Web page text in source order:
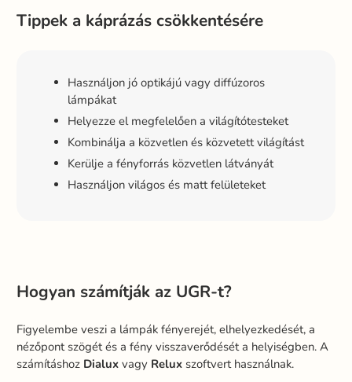
Tippek a káprázás csökkentésére
Használjon jó optikájú vagy diffúzoros
lámpákat
Helyezze el megfelelően a világítótesteket
Kombinálja a közvetlen és közvetett világítást
Kerülje a fényforrás közvetlen látványát
Használjon világos és matt felületeket
Hogyan számítják az UGR-t?
Figyelembe veszi a lámpák fényerejét, elhelyezkedését, a
nézőpont szögét és a fény visszaverődését a helyiségben. A
számításhoz Dialuxvagy Reluxszoftvert használnak.